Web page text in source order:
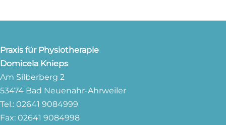
Praxis für Physiotherapie
Domicela Knieps
Am Silberberg 2
53474 Bad Neuenahr-Ahrweiler
Tel.: 02641 9084999
Fax: 02641 9084998